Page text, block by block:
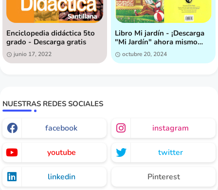
Enciclopedia didáctica 5to
grado - Descarga gratis
junio 17, 2022
Libro Mi jardín - ¡Descarga
"Mi Jardín" ahora mismo
[GRATIS]!
octubre 20, 2024
NUESTRAS REDES SOCIALES
facebook instagram
youtube twitter
linkedin Pinterest